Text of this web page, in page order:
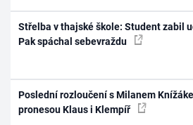
Střelba v thajské škole: Student zabil
Pak spáchal sebevraždu
Poslední rozloučení s Milanem
pronesou Klaus i Klempíř